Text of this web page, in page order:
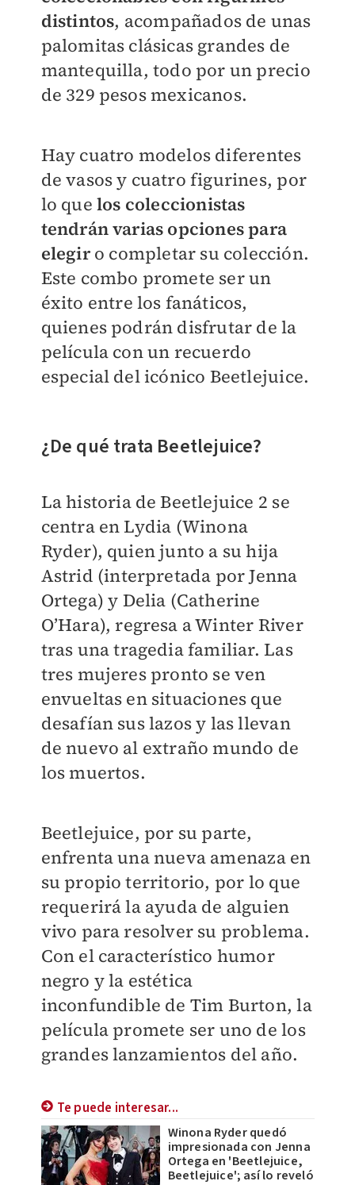
distintos, acompañados de unas
palomitas clásicas grandes de
mantequilla, todo por un precio
de 329 pesos mexicanos.
Hay cuatro modelos diferentes
de vasos y cuatro figurines, por
lo que los coleccionistas
tendrán varias opciones para
elegiro completar su colección.
Este combo promete ser un
éxito entre los fanáticos,
quienes podrán disfrutar de la
película con un recuerdo
especial del icónico Beetlejuice.
¿De qué trata Beetlejuice?
La historia de Beetlejuice 2 se
centra en Lydia (Winona
Ryder), quien junto a su hija
Astrid (interpretada por Jenna
Ortega) y Delia (Catherine
O’Hara), regresa a Winter River
tras una tragedia familiar. Las
tres mujeres pronto se ven
envueltas en situaciones que
desafían sus lazos y las llevan
de nuevo al extraño mundo de
los muertos.
Beetlejuice, por su parte,
enfrenta una nueva amenaza en
su propio territorio, por lo que
requerirá la ayuda de alguien
vivo para resolver su problema.
Con el característico humor
negro y la estética
inconfundible de Tim Burton, la
película promete ser uno de los
grandes lanzamientos del año.
Te puede interesar...
Winona Ryder quedó
impresionada con Jenna
Ortega en 'Beetlejuice,
Beetlejuice'; así lo reveló